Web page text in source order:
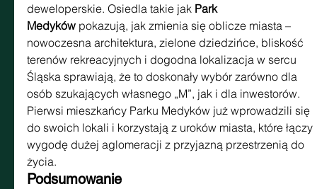
deweloperskie. Osiedla takie jak Park
Medyków pokazują, jak zmienia się oblicze miasta –
nowoczesna architektura, zielone dziedzińce, bliskość
terenów rekreacyjnych i dogodna lokalizacja w sercu
Śląska sprawiają, że to doskonały wybór zarówno dla
osób szukających własnego „M”, jak i dla inwestorów.
Pierwsi mieszkańcy Parku Medyków już wprowadzili się
do swoich lokali i korzystają z uroków miasta, które łączy
wygodę dużej aglomeracji z przyjazną przestrzenią do
życia.
Podsumowanie